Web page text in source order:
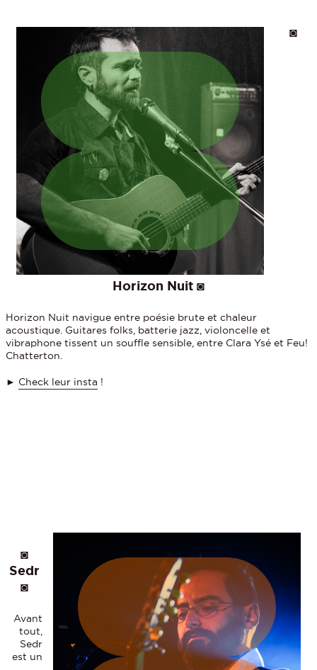
◙
Horizon Nuit ◙
Horizon Nuit navigue entre poésie brute et chaleur
acoustique. Guitares folks, batterie jazz, violoncelle et
vibraphone tissent un souffle sensible, entre Clara Ysé et Feu!
Chatterton.
► Check leur insta !
◙
Sedr
◙
Avant
tout,
Sedr
est un